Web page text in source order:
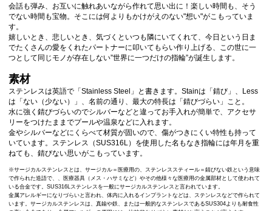
会話も弾み、お互いに触れあいながら作れて思い出に！楽しい時間も、そう
でない時間も宝物。そこには何よりもかけがえのない"想い"がこもっていま
す。
嬉しいとき、悲しいとき、気づくといつも隣にいてくれて、今日という日ま
でたくさんの愛をくれたパートナーに叩いてもらい作り上げる、この世に一
つとして同じモノが存在しない”世界に一つだけの指輪”が誕生します。
素材
ステンレスは英語で「Stainless Steel」と書きます。Stainは「錆び」、Less
は「ない（少ない）」、名前の通り、最大の特長は「錆びづらい」こと。
水に強く錆びづらいのでシルバーなどと違ってお手入れが簡単で、アクセサ
リーをつけたままでプールや温泉などに入れます。
金やシルバーなどにくらべて材質が固いので、傷がつきにくい特性も持って
いています。ステンレス（SUS316L）を使用した名もなき指輪には年月を重
ねても、錆びない思いがこもっています。
※サージカルステンレスとは、サージカル＝医療用の、ステンレススティール＝錆びない鉄という意味
で作られた造語で、、医療器具（メス・ハサミなど）やその他様々な医療用の金属部材として使われて
いる合金です。SUS316Lステンレスを一般にサージカルステンレスと言われています。
金属アレルギーになりづらいと言われ、体内に入れるインプラントなどは、ステンレスなどで作られて
います。サージカルステンレスは、真鍮や鉄、または一般的なステンレスであるSUS304よりも耐食性